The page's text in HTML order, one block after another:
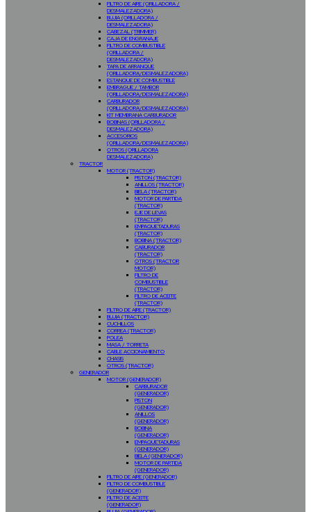
FILTRO DE AIRE (ORILLADORA /
DESMALEZADORA)
BUJIA (ORILLADORA /
DESMALEZADORA)
CABEZAL (TRIMMER)
CAJA DE ENGRANAJE
FILTRO DE COMBUSTIBLE
(ORILLADORA /
DESMALEZADORA)
TAPA DE ARRANQUE
(ORILLADORA/DESMALEZADORA)
ESTANQUE DE COMBUSTIBLE
EMBRAGUE / TAMBOR
(ORILLADORA/DESMALEZADORA)
CARBURADOR
(ORILLADORA/DESMALEZADORA)
KIT MEMBRANA CARBURADOR
BOBINAS (ORILLADORA /
DESMALEZADORA)
ACCESORIOS
(ORILLADORA/DESMALEZADORA)
OTROS (ORILLADORA
DESMALEZADORA)
TRACTOR
MOTOR (TRACTOR)
PISTON (TRACTOR)
ANILLOS (TRACTOR)
BIELA (TRACTOR)
MOTOR DE PARTIDA
(TRACTOR)
EJE DE LEVAS
(TRACTOR)
EMPAQUETADURAS
(TRACTOR)
BOBINA (TRACTOR)
CABURADOR
(TRACTOR)
OTROS (TRACTOR
MOTOR)
FILTRO DE
COMBUSTIBLE
(TRACTOR)
FILTRO DE ACEITE
(TRACTOR)
FILTRO DE AIRE (TRACTOR)
BUJIA (TRACTOR)
CUCHILLOS
CORREA (TRACTOR)
POLEA
MASA / TORRETA
CABLE ACCIONAMIENTO
CHASIS
OTROS (TRACTOR)
GENERADOR
MOTOR (GENERADOR)
CARBURADOR
(GENERADOR)
PISTON
(GENERADOR)
ANILLOS
(GENERADOR)
BOBINA
(GENERADOR)
EMPAQUETADURAS
(GENERADOR)
BIELA (GENERADOR)
MOTOR DE PARTIDA
(GENERADOR)
FILTRO DE AIRE (GENERADOR)
FILTRO DE COMBUSTIBLE
(GENERADOR)
FILTRO DE ACEITE
(GENERADOR)